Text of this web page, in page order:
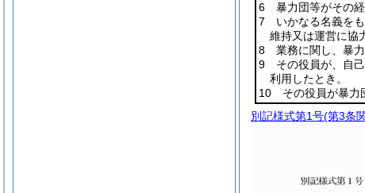
6 暴力団等がその経
7 いかなる名義をも
維持又は運営に協
8 業務に関し、暴力
9 その役員が、自己
利用したとき。
10 その役員が暴力
別記様式第1号(第3条